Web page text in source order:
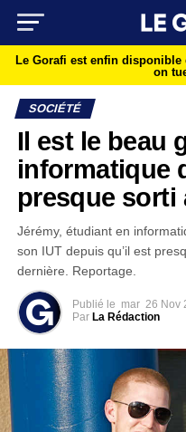
Le Gorafi est enfin
on
SOCIÉTÉ
Il est le beau
informatique
presque sorti
Jérémy, étudiant en
son IUT depuis qu’il est
dernière. Reportage.
Publié le mar 26 Nov
Par La Rédaction